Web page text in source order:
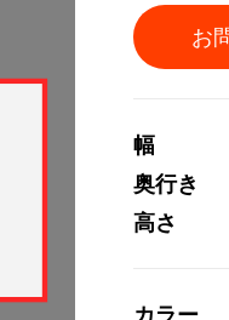
お
幅
奥行き
高さ
カラー